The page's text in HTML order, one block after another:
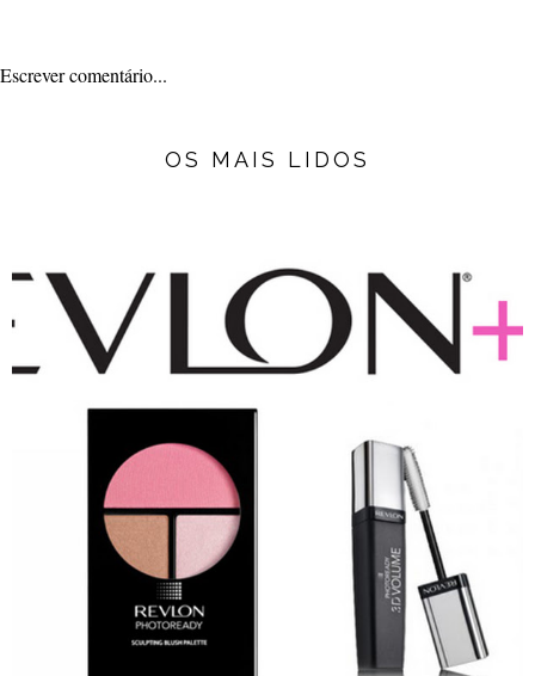
Escrever comentário...
OS MAIS LIDOS